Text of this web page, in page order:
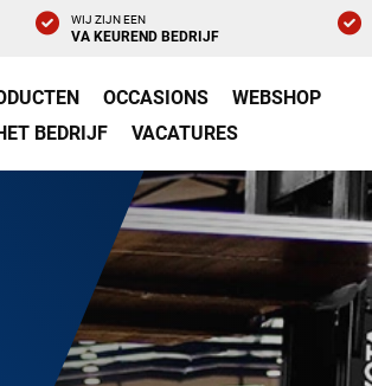
WIJ ZIJN EEN
VA KEUREND BEDRIJF
OCCASIONS
WEBSHOP
BEDRIJF
VACATURES